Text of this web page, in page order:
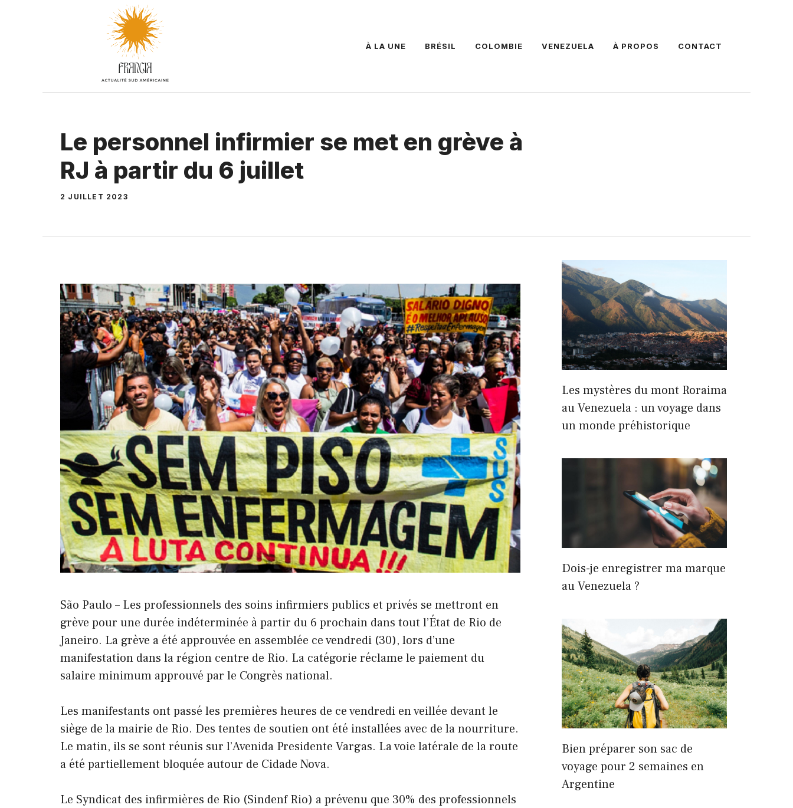
À LA UNE BRÉSIL COLOMBIE VENEZUELA À PROPOS CONTACT
Le personnel infirmier se met en grève à
RJ à partir du 6 juillet
2 JUILLET 2023
São Paulo – Les professionnels des soins infirmiers publics et privés se mettront en
grève pour une durée indéterminée à partir du 6 prochain dans tout l’État de Rio de
Janeiro. La grève a été approuvée en assemblée ce vendredi (30), lors d’une
manifestation dans la région centre de Rio. La catégorie réclame le paiement du
salaire minimum approuvé par le Congrès national.
Les manifestants ont passé les premières heures de ce vendredi en veillée devant le
siège de la mairie de Rio. Des tentes de soutien ont été installées avec de la nourriture.
Le matin, ils se sont réunis sur l’Avenida Presidente Vargas. La voie latérale de la route
a été partiellement bloquée autour de Cidade Nova.
Le Syndicat des infirmières de Rio (Sindenf Rio) a prévenu que 30% des professionnels
Les mystères du mont Roraima
au Venezuela : un voyage dans
un monde préhistorique
Dois-je enregistrer ma marque
au Venezuela ?
Bien préparer son sac de
voyage pour 2 semaines en
Argentine